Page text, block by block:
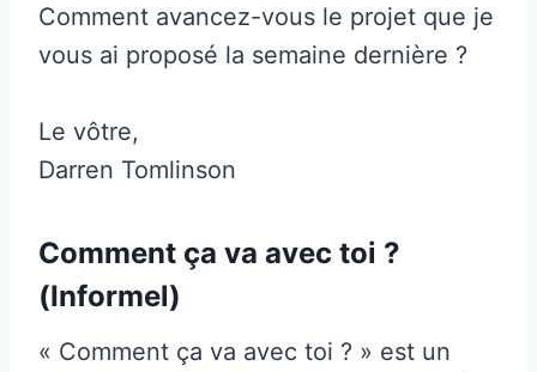
Comment avancez-vous le projet que je
vous ai proposé la semaine dernière ?
Le vôtre,
Darren Tomlinson
Comment ça va avec toi ?
(Informel)
« Comment ça va avec toi ? » est un